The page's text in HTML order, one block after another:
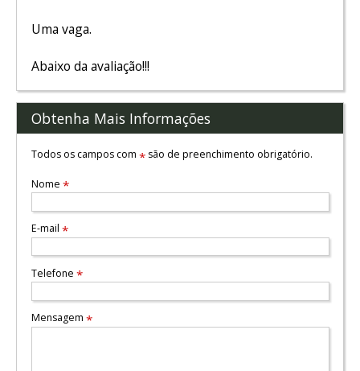
Uma vaga.
Abaixo da avaliação!!!
Obtenha Mais Informações
Todos os campos com *são de preenchimento obrigatório.
Nome *
E-mail *
Telefone *
Mensagem *